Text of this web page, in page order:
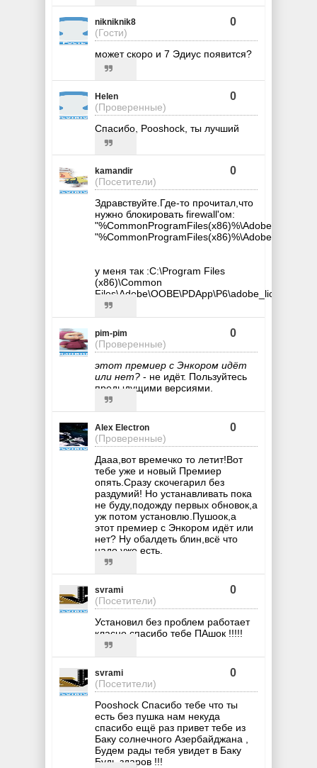
nikniknik8
(Гости)
0
может скоро и 7 Эдиус появится?
Helen
(Проверенные)
0
Спасибо, Pooshock, ты лучший
kamandir
(Посетители)
0
Здравствуйте.Где-то прочитал,что
нужно блокировать firewall'ом:
у меня так :C:\Program Files
(x86)\Common
Files\Adobe\OOBE\PDApp\P6\adobe_licutil.exe
pim-pim
(Проверенные)
0
этот премиер с Энкором идёт
или нет? - не идёт. Пользуйтесь
предыдущими версиями.
Alex Electron
(Проверенные)
0
Дааа,вот времечко то летит!Вот
тебе уже и новый Премиер
опять.Сразу скочегарил без
раздумий! Но устанавливать пока
не буду,подожду первых обновок,а
уж потом установлю.Пушоок,а
этот премиер с Энкором идёт или
нет? Ну обалдеть блин,всё что
надо уже есть.
svrami
(Посетители)
0
Установил без проблем работает
класно спасибо тебе ПАшок !!!!!
svrami
(Посетители)
0
Pooshock Спасибо тебе что ты
есть без пушка нам некуда
спасибо ещё раз привет тебе из
Баку солнечного Азербайджана ,
Будем рады тебя увидет в Баку
Будь здаров !!!